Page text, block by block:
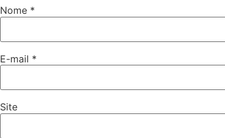
Nome *
E-mail *
Site